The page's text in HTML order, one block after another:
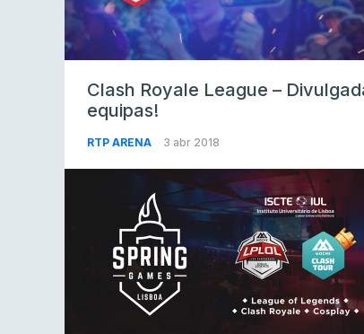
Clash Royale League –
equipas!
RTP ARENA 3 abr 2018